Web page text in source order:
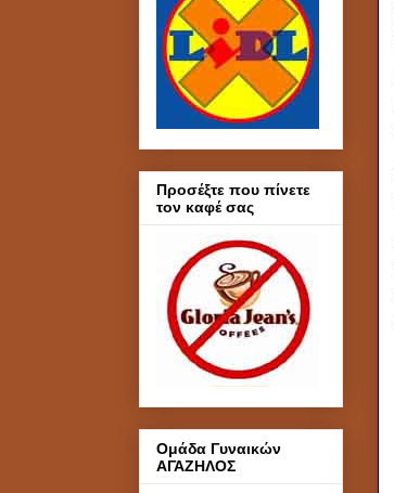
Προσέξτε που πίνετε
τον καφέ σας
Ομάδα Γυναικών
ΑΓΑΖΗΛΟΣ